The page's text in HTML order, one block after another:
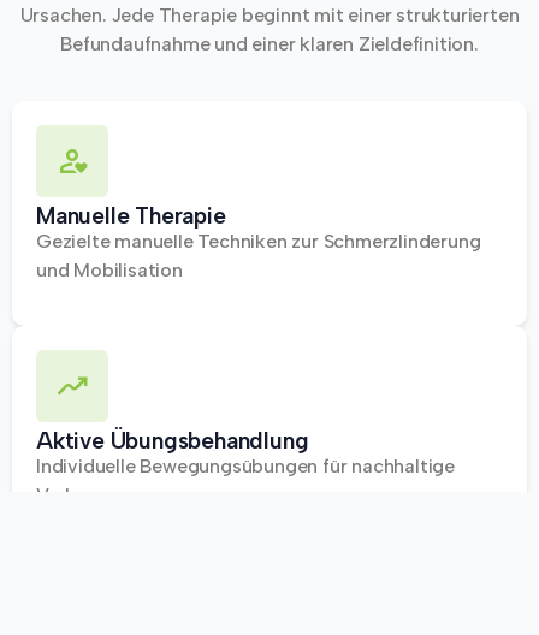
Ursachen. Jede Therapie beginnt mit einer strukturierten
Befundaufnahme und einer klaren Zieldefinition.
Manuelle Therapie
Gezielte manuelle Techniken zur Schmerzlinderung
und Mobilisation
Aktive Übungsbehandlung
Individuelle Bewegungsübungen für nachhaltige
Verbesserungen